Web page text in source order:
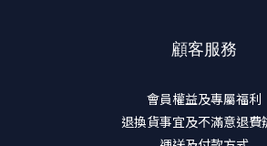
顧客服務
會員權益及專屬福利
退換貨事宜及不滿意退費